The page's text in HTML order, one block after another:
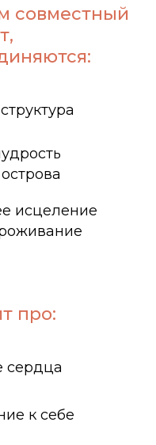
совместный
исцеление
про:
сердца
к себе